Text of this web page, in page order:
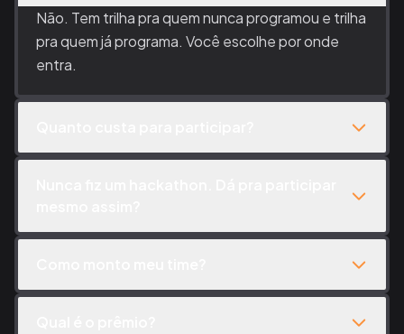
Não. Tem trilha pra quem nunca programou e trilha
pra quem já programa. Você escolhe por onde
entra.